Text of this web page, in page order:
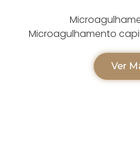
Microagulhamento
Ver